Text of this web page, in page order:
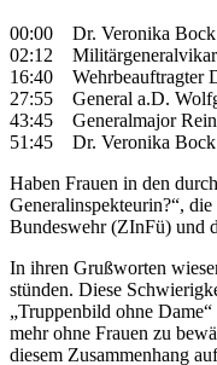
00:00 Dr. Veronika Bock
02:12 Militärgeneralvikar
16:40 Wehrbeauftragter
27:55 General a.D.
43:45 Generalmajor
51:45 Dr. Veronika Bock
Haben Frauen in den
Generalinspekteurin?“,
Bundeswehr (ZInFü) und
In ihren Grußworten
stünden. Diese
„Truppenbild ohne
mehr ohne Frauen zu
diesem Zusammenhang